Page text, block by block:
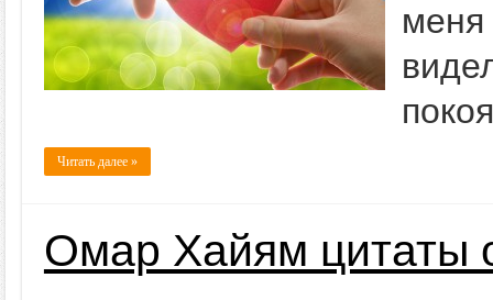
Читать далее »
Омар Хайям цитаты